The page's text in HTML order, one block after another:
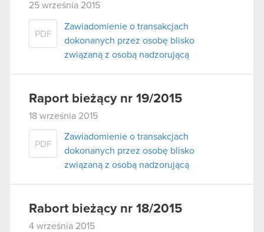
25 września 2015
PDF
Zawiadomienie o transakcjach
dokonanych przez osobę blisko
związaną z osobą nadzorującą
Raport bieżący nr 19/2015
18 września 2015
PDF
Zawiadomienie o transakcjach
dokonanych przez osobę blisko
związaną z osobą nadzorującą
Rabort bieżący nr 18/2015
4 września 2015